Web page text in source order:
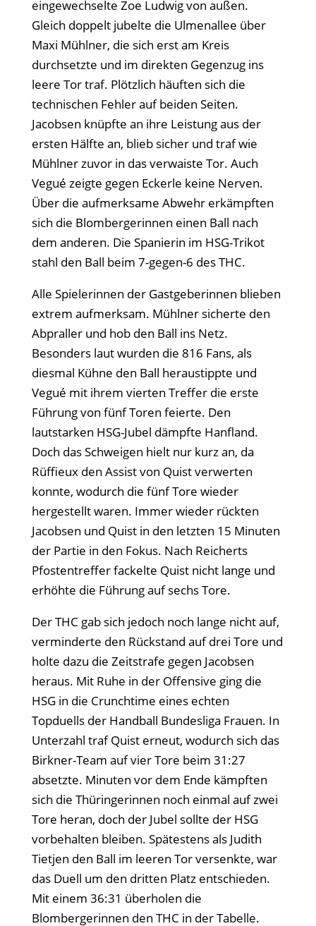
eingewechselte Zoe Ludwig von außen.
Gleich doppelt jubelte die Ulmenallee über
Maxi Mühlner, die sich erst am Kreis
durchsetzte und im direkten Gegenzug ins
leere Tor traf. Plötzlich häuften sich die
technischen Fehler auf beiden Seiten.
Jacobsen knüpfte an ihre Leistung aus der
ersten Hälfte an, blieb sicher und traf wie
Mühlner zuvor in das verwaiste Tor. Auch
Vegué zeigte gegen Eckerle keine Nerven.
Über die aufmerksame Abwehr erkämpften
sich die Blombergerinnen einen Ball nach
dem anderen. Die Spanierin im HSG-Trikot
stahl den Ball beim 7-gegen-6 des THC.
Alle Spielerinnen der Gastgeberinnen blieben
extrem aufmerksam. Mühlner sicherte den
Abpraller und hob den Ball ins Netz.
Besonders laut wurden die 816 Fans, als
diesmal Kühne den Ball heraustippte und
Vegué mit ihrem vierten Treffer die erste
Führung von fünf Toren feierte. Den
lautstarken HSG-Jubel dämpfte Hanfland.
Doch das Schweigen hielt nur kurz an, da
Rüffieux den Assist von Quist verwerten
konnte, wodurch die fünf Tore wieder
hergestellt waren. Immer wieder rückten
Jacobsen und Quist in den letzten 15 Minuten
der Partie in den Fokus. Nach Reicherts
Pfostentreffer fackelte Quist nicht lange und
erhöhte die Führung auf sechs Tore.
Der THC gab sich jedoch noch lange nicht auf,
verminderte den Rückstand auf drei Tore und
holte dazu die Zeitstrafe gegen Jacobsen
heraus. Mit Ruhe in der Offensive ging die
HSG in die Crunchtime eines echten
Topduells der Handball Bundesliga Frauen. In
Unterzahl traf Quist erneut, wodurch sich das
Birkner-Team auf vier Tore beim 31:27
absetzte. Minuten vor dem Ende kämpften
sich die Thüringerinnen noch einmal auf zwei
Tore heran, doch der Jubel sollte der HSG
vorbehalten bleiben. Spätestens als Judith
Tietjen den Ball im leeren Tor versenkte, war
das Duell um den dritten Platz entschieden.
Mit einem 36:31 überholen die
Blombergerinnen den THC in der Tabelle.